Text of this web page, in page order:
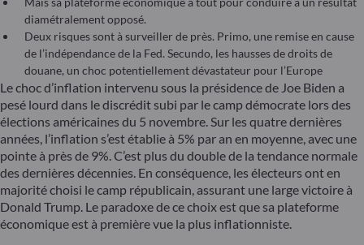
diamétralement opposé.
Deux risques sont à surveiller de près. Primo, une remise en cause
de l’indépendance de la Fed. Secundo, les hausses de droits de
douane, un choc potentiellement dévastateur pour l’Europe
Le choc d’inflation intervenu sous la présidence de Joe Biden a
pesé lourd dans le discrédit subi par le camp démocrate lors des
élections américaines du 5 novembre. Sur les quatre dernières
années, l’inflation s’est établie à 5% par an en moyenne, avec une
pointe à près de 9%. C’est plus du double de la tendance normale
des dernières décennies. En conséquence, les électeurs ont en
majorité choisi le camp républicain, assurant une large victoire à
Donald Trump. Le paradoxe de ce choix est que sa plateforme
économique est à première vue la plus inflationniste.